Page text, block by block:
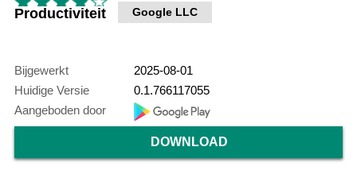
Productiviteit Google LLC
Bijgewerkt
2025-08-01
Huidige Versie
0.1.766117055
Aangeboden door
DOWNLOAD